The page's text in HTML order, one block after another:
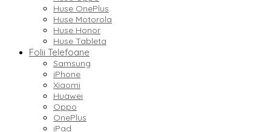
Huse OnePlus
Huse Motorola
Huse Honor
Huse Tableta
Folii Telefoane
Samsung
iPhone
Xiaomi
Huawei
Oppo
OnePlus
iPad